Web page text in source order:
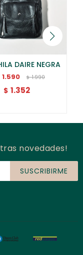
DAIRE NEGRA
1.590 $ 1.990
$ 1.352
novedades!
SUSCRIBIRME